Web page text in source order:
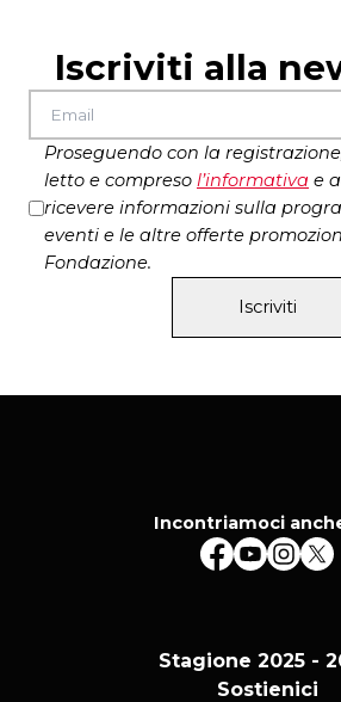
Iscriviti alla
Proseguendo con la
letto e compreso l’informativa e
ricevere informazioni sulla
eventi e le altre offerte
Fondazione.
Iscriviti
Incontriamoci
Stagione 2025 -
Sostienici